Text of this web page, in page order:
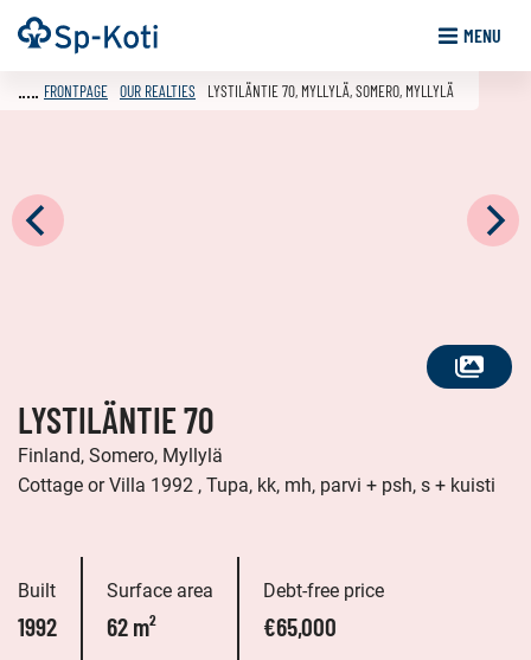
Go
to
Frontpage MENU
SEE
FRONTPAGE OUR REALTIES LYSTILÄNTIE 70, MYLLYLÄ, SOMERO, MYLLYLÄ
LYSTILÄNTIE 70
Finland, Somero, Myllylä
Cottage or Villa 1992 , Tupa, kk, mh, parvi + psh, s + kuisti
Built
1992
Surface area
62 m²
Debt-free price
€65,000